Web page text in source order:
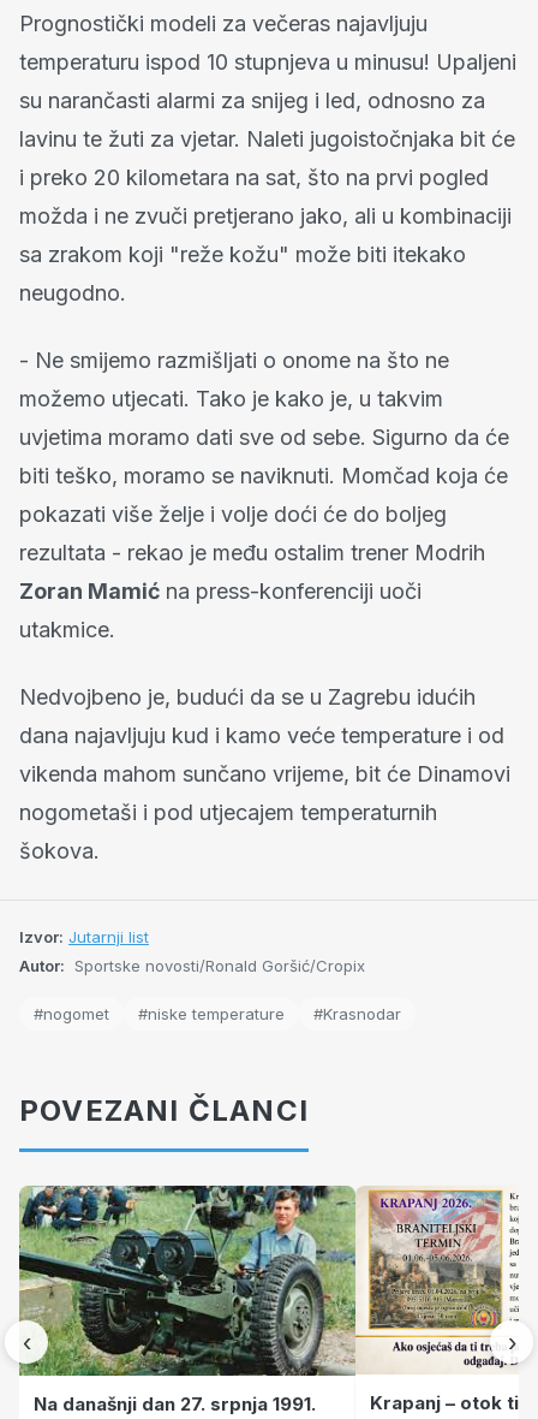
Prognostički modeli za večeras najavljuju
temperaturu ispod 10 stupnjeva u minusu! Upaljeni
su narančasti alarmi za snijeg i led, odnosno za
lavinu te žuti za vjetar. Naleti jugoistočnjaka bit će
i preko 20 kilometara na sat, što na prvi pogled
možda i ne zvuči pretjerano jako, ali u kombinaciji
sa zrakom koji "reže kožu" može biti itekako
neugodno.
- Ne smijemo razmišljati o onome na što ne
možemo utjecati. Tako je kako je, u takvim
uvjetima moramo dati sve od sebe. Sigurno da će
biti teško, moramo se naviknuti. Momčad koja će
pokazati više želje i volje doći će do boljeg
rezultata - rekao je među ostalim trener Modrih
Zoran Mamić na press-konferenciji uoči
utakmice.
Nedvojbeno je, budući da se u Zagrebu idućih
dana najavljuju kud i kamo veće temperature i od
vikenda mahom sunčano vrijeme, bit će Dinamovi
nogometaši i pod utjecajem temperaturnih
šokova.
Izvor: Jutarnji list
Autor: Sportske novosti/Ronald Goršić/Cropix
#nogomet #niske temperature #Krasnodar
POVEZANI ČLANCI
‹
Na današnji dan 27. srpnja 1991.
Krapanj – otok
›